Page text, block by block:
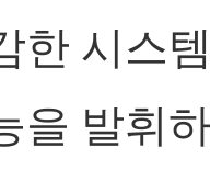
한 시스
을 발휘